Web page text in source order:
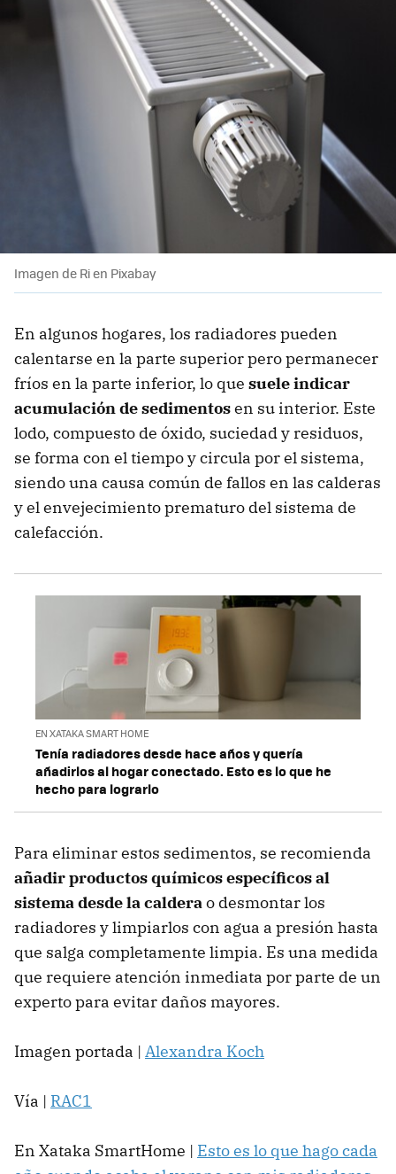
Imagen de Ri en Pixabay
En algunos hogares, los radiadores pueden
calentarse en la parte superior pero permanecer
fríos en la parte inferior, lo que suele indicar
acumulación de sedimentosen su interior. Este
lodo, compuesto de óxido, suciedad y residuos,
se forma con el tiempo y circula por el sistema,
siendo una causa común de fallos en las calderas
y el envejecimiento prematuro del sistema de
calefacción.
EN XATAKA SMART HOME
Tenía radiadores desde hace años y quería
añadirlos al hogar conectado. Esto es lo que he
hecho para lograrlo
Para eliminar estos sedimentos, se recomienda
añadir productos químicos específicos al
sistema desde la calderao desmontar los
radiadores y limpiarlos con agua a presión hasta
que salga completamente limpia. Es una medida
que requiere atención inmediata por parte de un
experto para evitar daños mayores.
Imagen portada | Alexandra Koch
Vía | RAC1
En Xataka SmartHome | Esto es lo que hago cada